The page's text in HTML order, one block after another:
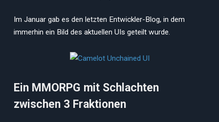
Im Januar gab es den letzten Entwickler-Blog, in dem
immerhin ein Bild des aktuellen UIs geteilt wurde.
Ein MMORPG mit Schlachten
zwischen 3 Fraktionen